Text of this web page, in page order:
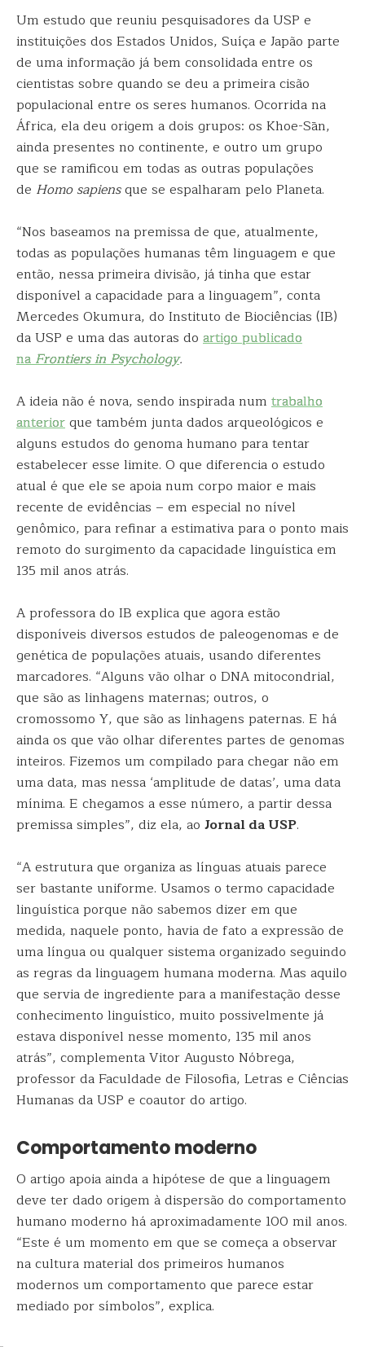
Um estudo que reuniu pesquisadores da USP e
instituições dos Estados Unidos, Suíça e Japão parte
de uma informação já bem consolidada entre os
cientistas sobre quando se deu a primeira cisão
populacional entre os seres humanos. Ocorrida na
África, ela deu origem a dois grupos: os Khoe-Sān,
ainda presentes no continente, e outro um grupo
que se ramificou em todas as outras populações
de Homo sapiensque se espalharam pelo Planeta.
“Nos baseamos na premissa de que, atualmente,
todas as populações humanas têm linguagem e que
então, nessa primeira divisão, já tinha que estar
disponível a capacidade para a linguagem”, conta
Mercedes Okumura, do Instituto de Biociências (IB)
da USP e uma das autoras do artigo publicado
naFrontiers in Psychology.
A ideia não é nova, sendo inspirada num trabalho
anteriorque também junta dados arqueológicos e
alguns estudos do genoma humano para tentar
estabelecer esse limite. O que diferencia o estudo
atual é que ele se apoia num corpo maior e mais
recente de evidências – em especial no nível
genômico, para refinar a estimativa para o ponto mais
remoto do surgimento da capacidade linguística em
135 mil anos atrás.
A professora do IB explica que agora estão
disponíveis diversos estudos de paleogenomas e de
genética de populações atuais, usando diferentes
marcadores. “Alguns vão olhar o DNA mitocondrial,
que são as linhagens maternas; outros, o
cromossomo Y, que são as linhagens paternas. E há
ainda os que vão olhar diferentes partes de genomas
inteiros. Fizemos um compilado para chegar não em
uma data, mas nessa ‘amplitude de datas’, uma data
mínima. E chegamos a esse número, a partir dessa
premissa simples”, diz ela, ao Jornal da USP.
“A estrutura que organiza as línguas atuais parece
ser bastante uniforme. Usamos o termo capacidade
linguística porque não sabemos dizer em que
medida, naquele ponto, havia de fato a expressão de
uma língua ou qualquer sistema organizado seguindo
as regras da linguagem humana moderna. Mas aquilo
que servia de ingrediente para a manifestação desse
conhecimento linguístico, muito possivelmente já
estava disponível nesse momento, 135 mil anos
atrás”, complementa Vitor Augusto Nóbrega,
professor da Faculdade de Filosofia, Letras e Ciências
Humanas da USP e coautor do artigo.
Comportamento moderno
O artigo apoia ainda a hipótese de que a linguagem
deve ter dado origem à dispersão do comportamento
humano moderno há aproximadamente 100 mil anos.
“Este é um momento em que se começa a observar
na cultura material dos primeiros humanos
modernos um comportamento que parece estar
mediado por símbolos”, explica.